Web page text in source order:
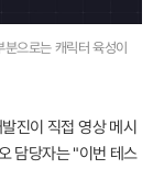
으로는 캐릭터 육성이
진이 직접 영상 메시
담당자는 "이번 테스